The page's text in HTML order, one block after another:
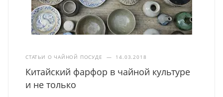
СТАТЬИ О ЧАЙНОЙ ПОСУДЕ — 14.03.2018
Китайский фарфор в чайной культуре
и не только